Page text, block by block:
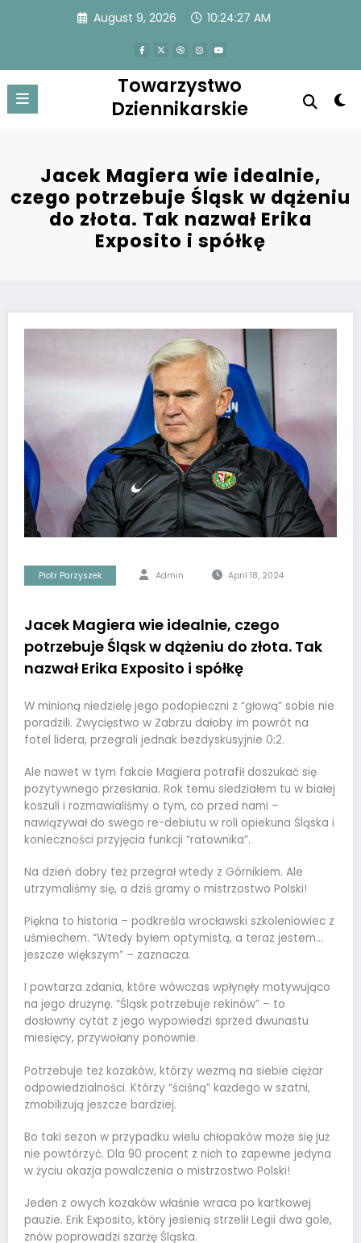
August 9, 2026 10:24:27 AM
Towarzystwo
Dziennikarskie
Jacek Magiera wie idealnie,
czego potrzebuje Śląsk w dążeniu
do złota. Tak nazwał Erika
Exposito i spółkę
Piotr Parzyszek Admin April 18, 2024
Jacek Magiera wie idealnie, czego
potrzebuje Śląsk w dążeniu do złota. Tak
nazwał Erika Exposito i spółkę
W minioną niedzielę jego podopieczni z “głową” sobie nie
poradzili. Zwycięstwo w Zabrzu dałoby im powrót na
fotel lidera, przegrali jednak bezdyskusyjnie 0:2.
Ale nawet w tym fakcie Magiera potrafił doszukać się
pozytywnego przesłania. Rok temu siedziałem tu w białej
koszuli i rozmawialiśmy o tym, co przed nami –
nawiązywał do swego re-debiutu w roli opiekuna Śląska i
konieczności przyjęcia funkcji “ratownika”.
Na dzień dobry też przegrał wtedy z Górnikiem. Ale
utrzymaliśmy się, a dziś gramy o mistrzostwo Polski!
Piękna to historia – podkreśla wrocławski szkoleniowiec z
uśmiechem. “Wtedy byłem optymistą, a teraz jestem…
jeszcze większym” – zaznacza.
I powtarza zdania, które wówczas wpłynęły motywująco
na jego drużynę. “Śląsk potrzebuje rekinów” – to
dosłowny cytat z jego wypowiedzi sprzed dwunastu
miesięcy, przywołany ponownie.
Potrzebuje też kozaków, którzy wezmą na siebie ciężar
odpowiedzialności. Którzy “ściśną” każdego w szatni,
zmobilizują jeszcze bardziej.
Bo taki sezon w przypadku wielu chłopaków może się już
nie powtórzyć. Dla 90 procent z nich to zapewne jedyna
w życiu okazja powalczenia o mistrzostwo Polski!
Jeden z owych kozaków właśnie wraca po kartkowej
pauzie. Erik Exposito, który jesienią strzelił Legii dwa gole,
znów poprowadzi szarżę Śląska.